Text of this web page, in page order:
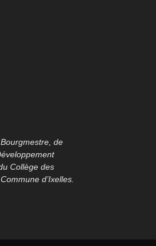
de
Collège des
d’Ixelles.